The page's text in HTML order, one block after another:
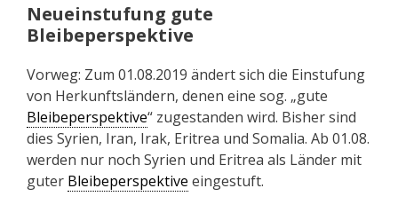
Neueinstufung gute
Bleibeperspektive
Vorweg: Zum 01.08.2019 ändert sich die Einstufung
von Herkunftsländern, denen eine sog. „gute
Bleibeperspektive“ zugestanden wird. Bisher sind
dies Syrien, Iran, Irak, Eritrea und Somalia. Ab 01.08.
werden nur noch Syrien und Eritrea als Länder mit
guter Bleibeperspektive eingestuft.